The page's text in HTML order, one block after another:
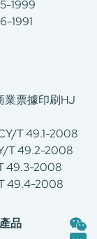
1999
1991
業票據印刷HJ
T 49.1-2008
T 49.2-2008
49.3-2008
49.4-2008
品